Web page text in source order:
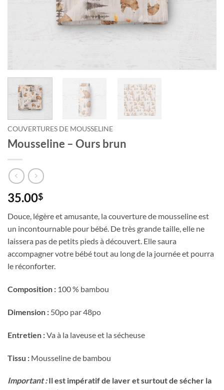
COUVERTURES DE MOUSSELINE
Mousseline – Ours brun
35.00$
Douce, légère et amusante, la couverture de mousseline est
un incontournable pour bébé. De très grande taille, elle ne
laissera pas de petits pieds à découvert. Elle saura
accompagner votre bébé tout au long de la journée et pourra
le réconforter.
Composition : 100 % bambou
Dimension : 50po par 48po
Entretien :Va à la laveuse et la sécheuse
Tissu : Mousseline de bambou
Important :Il est impératif de laver et surtout de sécher la